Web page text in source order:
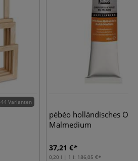
44 Varianten
pébéo holländisches Öl-
Malmedium
37,21 €
0,20 l | 1 l: 186,05 €